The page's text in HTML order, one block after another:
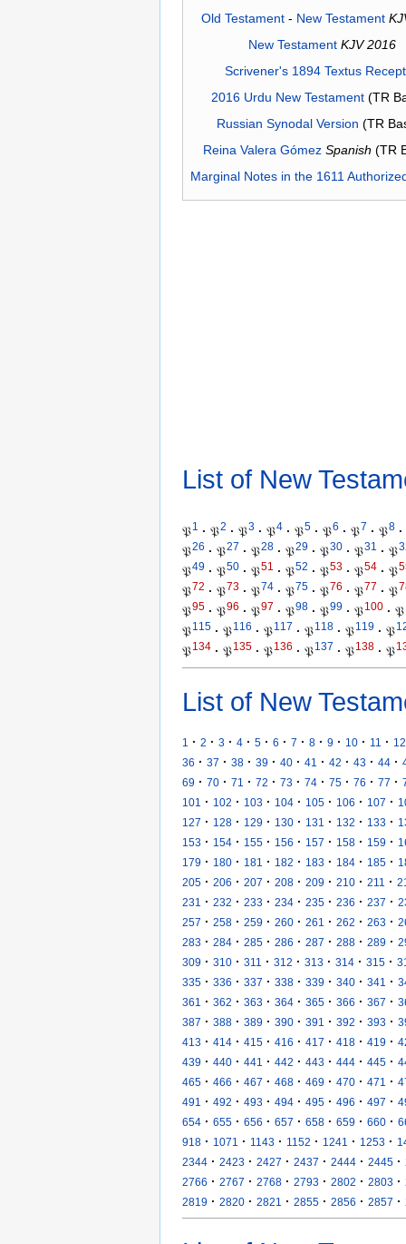
Old Testament- New Testament
New Testament KJV 2016
Scrivener's 1894 Textus
2016 Urdu New Testament(TR
Russian Synodal Version (TR
Reina Valera Gómez Spanish (TR
Marginal Notes in the 1611
List of New
𝔓1 · 𝔓2 · 𝔓3 · 𝔓4 · 𝔓5 · 𝔓6 · 𝔓7 · 𝔓8 ·
𝔓26 · 𝔓27 · 𝔓28 · 𝔓29 · 𝔓30 · 𝔓31 · 𝔓
𝔓49 · 𝔓50 · 𝔓51 · 𝔓52 · 𝔓53 · 𝔓54 · 𝔓
𝔓72 · 𝔓73 · 𝔓74 · 𝔓75 · 𝔓76 · 𝔓77 · 𝔓
𝔓95 · 𝔓96 · 𝔓97 · 𝔓98 · 𝔓99 · 𝔓100 · 𝔓
𝔓115 · 𝔓116 · 𝔓117 · 𝔓118 · 𝔓119 · 𝔓
𝔓134 · 𝔓135 · 𝔓136 · 𝔓137 · 𝔓138 · 𝔓
List of New
1 · 2 · 3 · 4 · 5 · 6 · 7 · 8 · 9 · 10 · 11 · 12
36 · 37 · 38 · 39 · 40 · 41 · 42 · 43 · 44 ·
69 · 70 · 71 · 72 · 73 · 74 · 75 · 76 · 77 ·
101
· 102 · 103 · 104 · 105 · 106 · 107 ·
127 · 128 · 129 · 130 · 131 · 132 · 133 ·
153 · 154 · 155 · 156 · 157 · 158 · 159 ·
179 · 180 · 181 · 182 · 183 · 184 · 185 ·
205 · 206 · 207 · 208 · 209 · 210 · 211 ·
231
· 232 · 233 · 234 · 235 · 236 · 237 ·
257 · 258 · 259 · 260 · 261 · 262 · 263 ·
283 · 284 · 285 · 286 · 287 · 288 · 289 ·
309 · 310 · 311 · 312 · 313 · 314 · 315 ·
335 · 336 · 337 · 338 · 339 · 340 · 341 ·
361
· 362 · 363 · 364 · 365 · 366 · 367 ·
387 · 388 · 389 · 390 · 391 · 392 · 393 ·
413 · 414 · 415 · 416 · 417 · 418 · 419 ·
439 · 440 · 441 · 442 · 443 · 444 · 445 ·
465 · 466 · 467 · 468 · 469 · 470 · 471 ·
491
· 492 · 493 · 494 · 495 · 496 · 497 ·
654 · 655 · 656 · 657 · 658 · 659 · 660 ·
918 · 1071 · 1143 · 1152 · 1241 · 1253 ·
2344 · 2423 · 2427 · 2437 · 2444 · 2445 ·
2766 · 2767 · 2768 · 2793 · 2802 · 2803 ·
2819 · 2820 · 2821 · 2855 · 2856 · 2857 ·